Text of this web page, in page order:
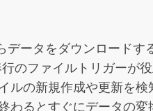
データをダウンロードす
のファイルトリガーが役
ルの新規作成や更新を検
わるとすぐにデータの変